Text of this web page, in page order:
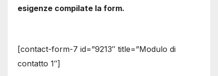
esigenze compilate la form.
[contact-form-7 id=”9213″ title=”Modulo di
contatto 1″]